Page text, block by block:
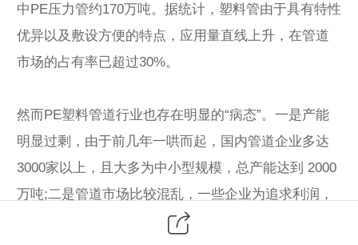
中PE压力管约170万吨。据统计，塑料管由于具有特性
优异以及敷设方便的特点，应用量直线上升，在管道
市场的占有率已超过30%。
然而PE塑料管道行业也存在明显的“病态”。一是产能
明显过剩，由于前几年一哄而起，国内管道企业多达
3000家以上，且大多为中小型规模，总产能达到 2000
万吨;二是管道市场比较混乱，一些企业为追求利润，
采用低价策略，以PE63甚至回收料为原料，采用“白加